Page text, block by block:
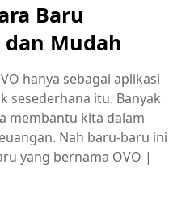
Baru
Mudah
hanya sebagai aplikasi
sesederhana itu. Banyak
membantu kita dalam
Nah baru-baru ini
yang bernama OVO |